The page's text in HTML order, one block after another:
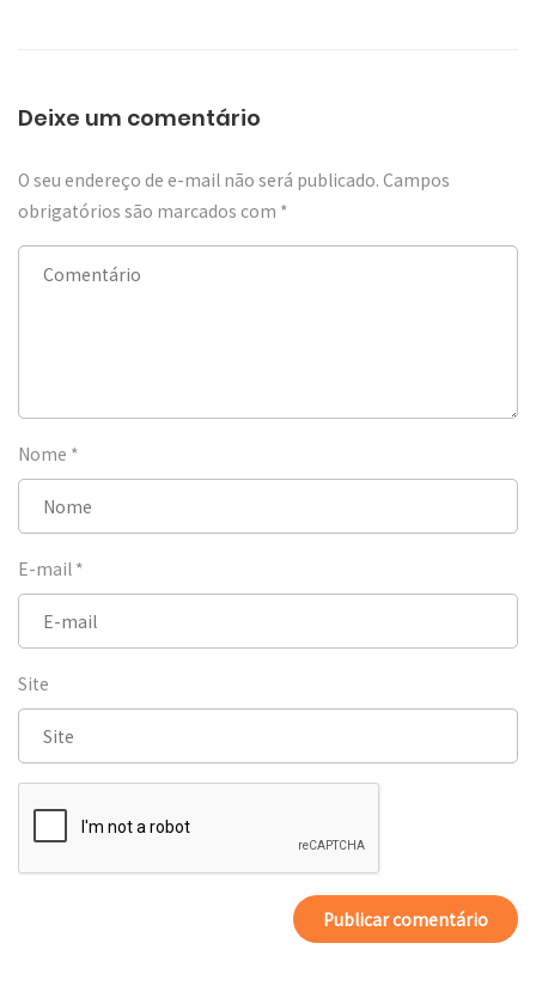
Deixe um comentário
O seu endereço de e-mail não será publicado. Campos
obrigatórios são marcados com *
Nome *
E-mail *
Site